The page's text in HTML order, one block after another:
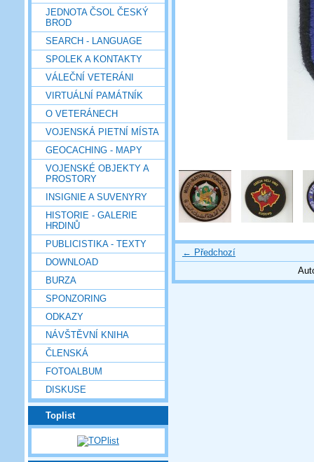
JEDNOTA ČSOL ČESKÝ
BROD
SEARCH - LANGUAGE
SPOLEK A KONTAKTY
VÁLEČNÍ VETERÁNI
VIRTUÁLNÍ PAMÁTNÍK
O VETERÁNECH
VOJENSKÁ PIETNÍ MÍSTA
GEOCACHING - MAPY
VOJENSKÉ OBJEKTY A
PROSTORY
INSIGNIE A SUVENYRY
HISTORIE - GALERIE
HRDINŮ
PUBLICISTIKA - TEXTY
DOWNLOAD
BURZA
SPONZORING
ODKAZY
NÁVŠTĚVNÍ KNIHA
ČLENSKÁ
FOTOALBUM
DISKUSE
Toplist
← Předchozí